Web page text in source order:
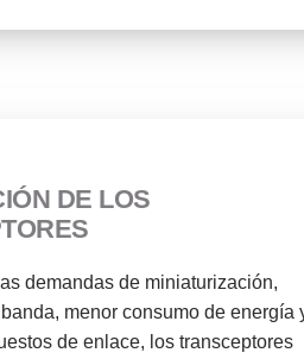
DE LOS
demandas de miniaturización,
menor consumo de energía
de enlace, los transceptores